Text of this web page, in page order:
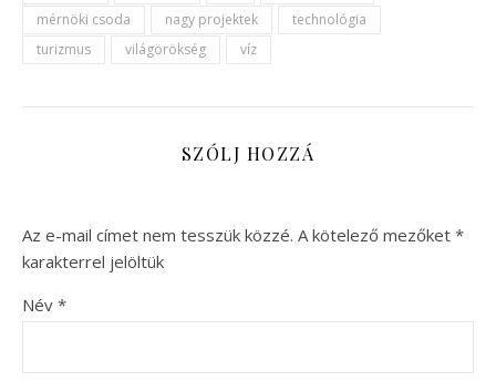
mérnöki csoda
nagy projektek
technológia
turizmus
világörökség víz
SZÓLJ HOZZÁ
Az e-mail címet nem tesszük közzé. A kötelező mezőket *
karakterrel jelöltük
Név *